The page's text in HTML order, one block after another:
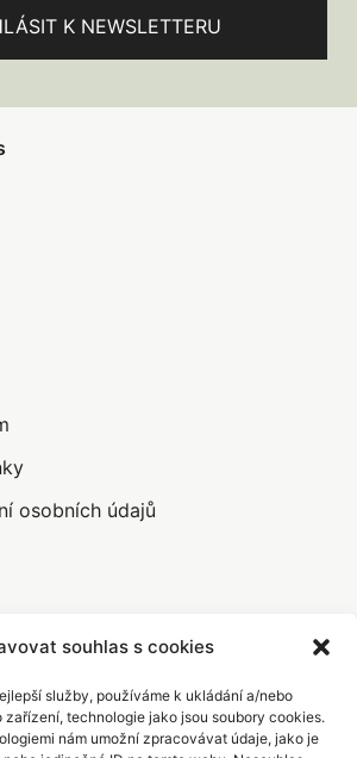
souhlas s cookies
služby, používáme k ukládání a/nebo
zařízení, technologie jako jsou soubory cookies.
nám umožní zpracovávat údaje, jako je
osobních údajů